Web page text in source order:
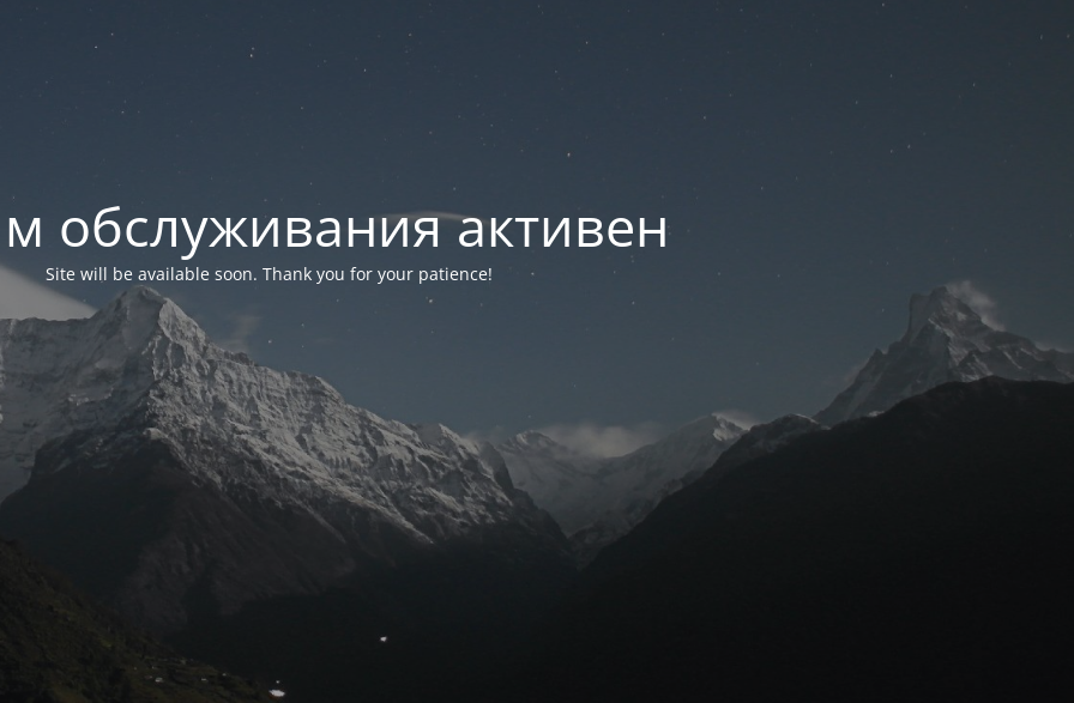
обслуживания активен
Site will be available soon. Thank you for your patience!